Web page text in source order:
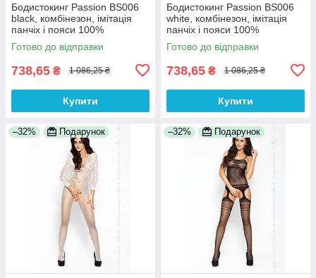
Бодистокинг Passion BS006
black, комбінезон, імітація
панчіх і пояси 100%
Анонімності
Готово до відправки
738,65 ₴ 1 086,25 ₴
Купити
Бодистокинг Passion BS006
white, комбінезон, імітація
панчіх і пояси 100%
Анонімності
Готово до відправки
738,65 ₴ 1 086,25 ₴
Купити
–32% Подарунок –32% Подарунок